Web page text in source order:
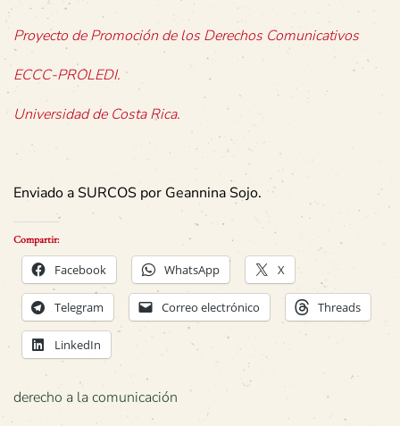
Proyecto de Promoción de los Derechos Comunicativos
ECCC-PROLEDI.
Universidad de Costa Rica.
Enviado a SURCOS por Geannina Sojo.
Compartir:
Facebook WhatsApp X
Telegram Correo electrónico Threads
LinkedIn
derecho a la comunicación